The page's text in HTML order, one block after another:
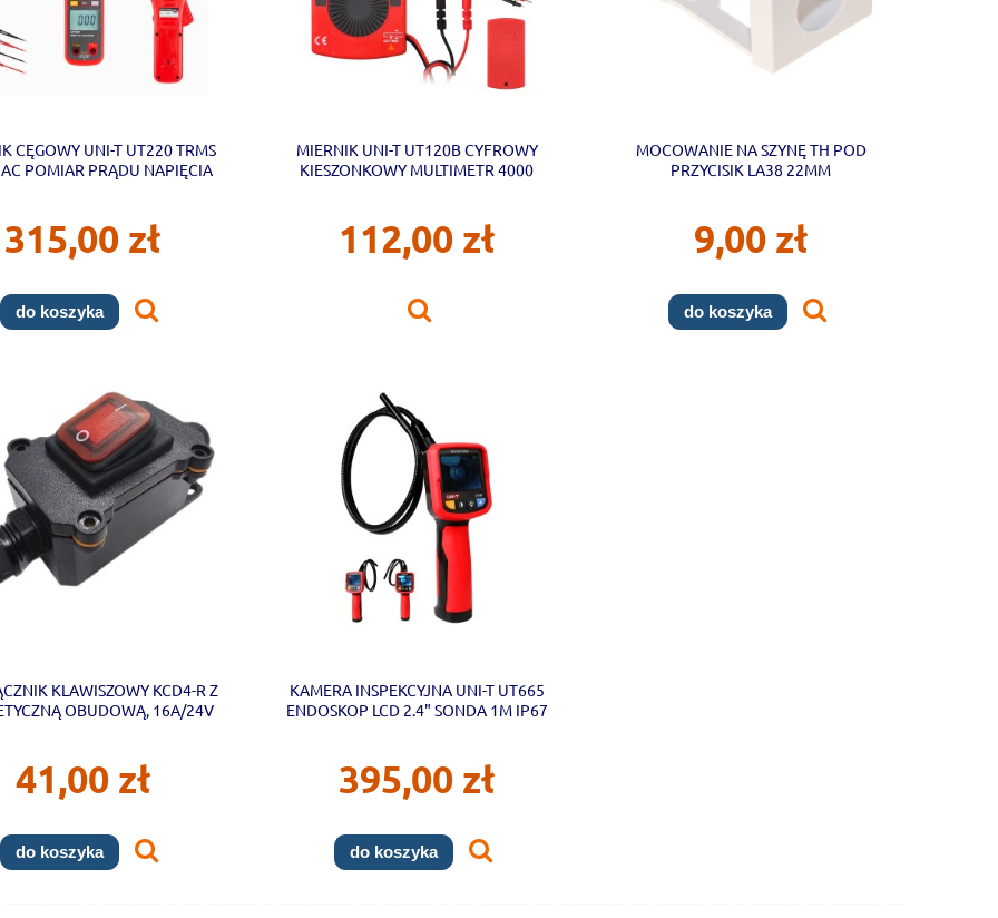
CĘGOWY UNI-T UT220 TRMS
POMIAR PRĄDU NAPIĘCIA
315,00 zł
do koszyka
MIERNIK UNI-T UT120B CYFROWY
KIESZONKOWY MULTIMETR 4000
112,00 zł
MOCOWANIE NA SZYNĘ TH POD
PRZYCISIK LA38 22MM
9,00 zł
do koszyka
KLAWISZOWY KCD4-R Z
OBUDOWĄ, 16A/24V
41,00 zł
do koszyka
KAMERA INSPEKCYJNA UNI-T UT665
ENDOSKOP LCD 2.4" SONDA 1M IP67
395,00 zł
do koszyka